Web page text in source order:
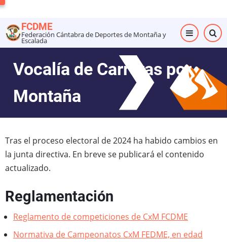
al
contenido
principal
FCDME
Federación Cántabra de Deportes de Montaña y
Escalada
Vocalía de Carreras por
Montaña
Tras el proceso electoral de 2024 ha habido cambios en
la junta directiva. En breve se publicará el contenido
actualizado.
Reglamentación
Reglamento de competiciones de CxM FCDME
Normativa de Campeonatos CxM FEDME, en edad